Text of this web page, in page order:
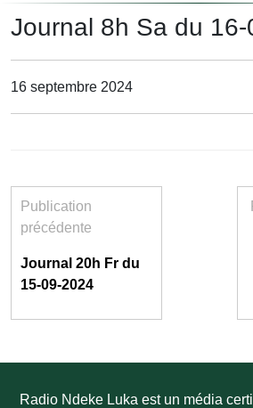
Journal 8h Sa du
16 septembre 2024
Publication
précédente
Journal 20h Fr du
15-09-2024
Radio Ndeke Luka est un média